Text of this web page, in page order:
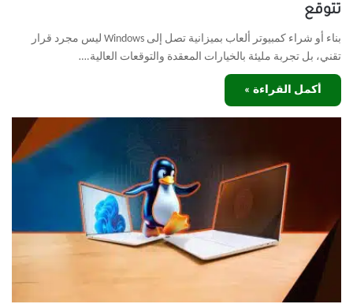
تتوقع
بناء أو شراء كمبيوتر ألعاب بميزانية تصل إلى Windows ليس مجرد قرار
تقني، بل تجربة مليئة بالخيارات المعقدة والتوقعات العالية.…
أكمل القراءة »